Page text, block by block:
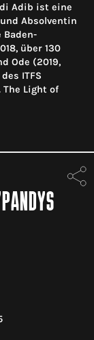
Adib ist eine
Absolventin
über 130
Ode (2019,
ITFS
Light of